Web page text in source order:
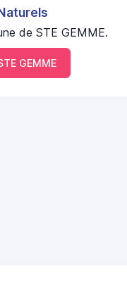
de STE GEMME.
GEMME